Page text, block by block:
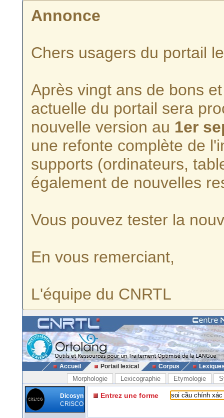
Annonce
Chers usagers du portail
Après vingt ans de bons
actuelle du portail sera
nouvelle version au 1er
une refonte complète de
supports (ordinateurs,
également de nouvelles
Vous pouvez tester la
En vous remerciant,
L'équipe du CNRTL
Accueil Portail lexical Corpus
Morphologie Lexicographie Etymologie
Dicosyn
CRISCO
Entrez une forme